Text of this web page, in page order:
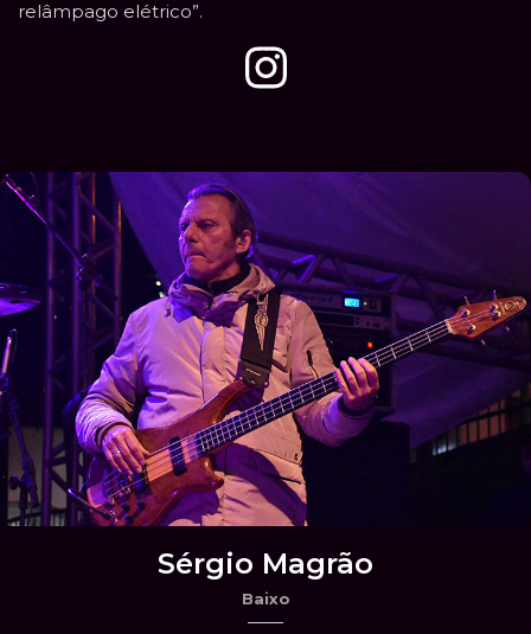
relâmpago elétrico”.
Sérgio Magrão
Baixo